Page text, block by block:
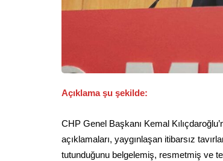
Açıklama şu şekilde:
CHP Genel Başkanı Kemal
açıklamaları, yaygınlaşan itibarsız
tutunduğunu belgelemiş, resmetmiş ve